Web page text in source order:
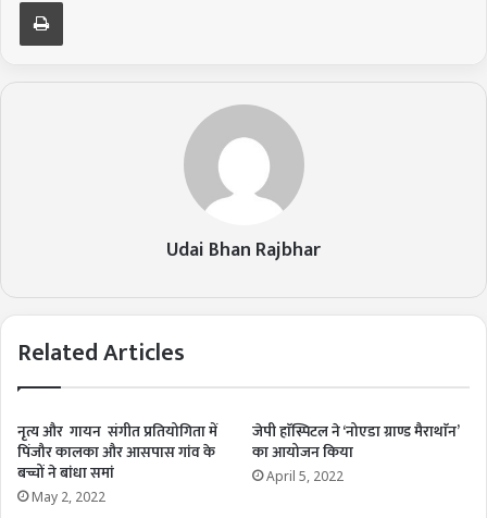
Udai Bhan Rajbhar
Related Articles
नृत्य और गायन संगीत प्रतियोगिता में
पिंजौर कालका और आसपास गांव के
बच्चों ने बांधा समां
May 2, 2022
जेपी हाॅस्पिटल ने ‘नोएडा ग्राण्ड मैराथाॅन’
का आयोजन किया
April 5, 2022